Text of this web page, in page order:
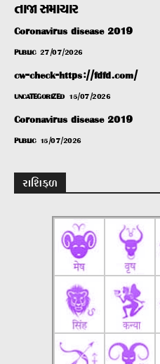
તાજા સમાચાર
Coronavirus disease 2019
PUBLIC 27/07/2026
cw-check-https://fdfd.com/
UNCATEGORIZED 15/07/2026
Coronavirus disease 2019
PUBLIC 15/07/2026
રાશિફળ